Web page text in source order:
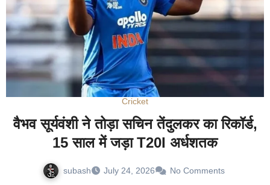
Cricket
वैभव सूर्यवंशी ने तोड़ा सचिन तेंदुलकर का रिकॉर्ड,
15 साल में जड़ा T20I अर्धशतक
subash July 24, 2026 No Comments